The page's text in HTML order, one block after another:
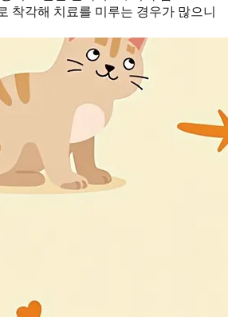
착각해 치료를 미루는 경우가 많으니